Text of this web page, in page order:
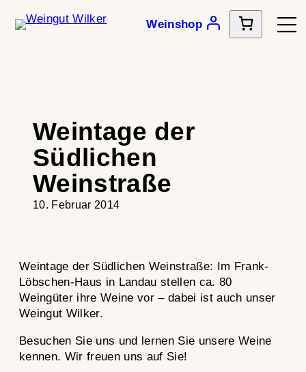
Zum
Inhalt
Weinshop
Weintage der
Südlichen
Weinstraße
10. Februar 2014
Weintage der Südlichen Weinstraße: Im Frank-
Löbschen-Haus in Landau stellen ca. 80
Weingüter ihre Weine vor – dabei ist auch unser
Weingut Wilker.
Besuchen Sie uns und lernen Sie unsere Weine
kennen. Wir freuen uns auf Sie!